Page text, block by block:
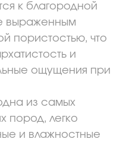
к благородной
выраженным
пористостью, что
и
ощущения при
из самых
пород, легко
и влажностные